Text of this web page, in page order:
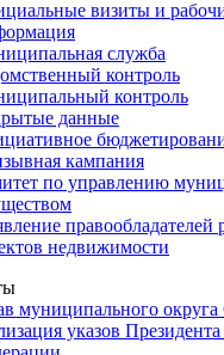
визиты и
служба
контроль
контроль
данные
кампания
по управлению
правообладателей
недвижимости
муниципального
указов